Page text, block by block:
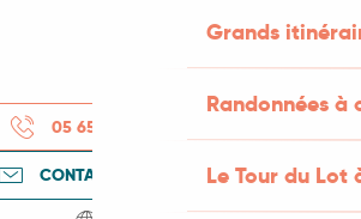
Grands
Randonnées
Le Tour du Lot
05 65 32 55
CONTACTEZ-NOUS